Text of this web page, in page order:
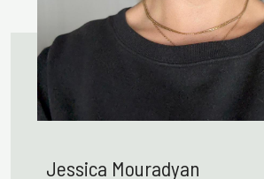
Jessica Mouradyan